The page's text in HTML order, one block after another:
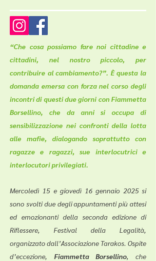
“Che cosa possiamo fare noi cittadine e
cittadini, nel nostro piccolo, per
contribuire al cambiamento?”. È questa la
domanda emersa con forza nel corso degli
incontri di questi due giorni con Fiammetta
Borsellino, che da anni si occupa di
sensibilizzazione nei confronti della lotta
alle mafie, dialogando soprattutto con
ragazze e ragazzi, sue interlocutrici e
interlocutori privilegiati.
Mercoledì 15 e giovedì 16 gennaio 2025 si
sono svolti due degli appuntamenti più attesi
ed emozionanti della seconda edizione di
Riflessere, Festival della Legalità,
organizzato dall’Associazione Tarakos. Ospite
d’eccezione, Fiammetta Borsellino, che